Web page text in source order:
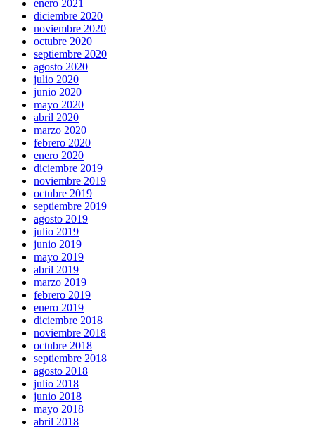
enero 2021
diciembre 2020
noviembre 2020
octubre 2020
septiembre 2020
agosto 2020
julio 2020
junio 2020
mayo 2020
abril 2020
marzo 2020
febrero 2020
enero 2020
diciembre 2019
noviembre 2019
octubre 2019
septiembre 2019
agosto 2019
julio 2019
junio 2019
mayo 2019
abril 2019
marzo 2019
febrero 2019
enero 2019
diciembre 2018
noviembre 2018
octubre 2018
septiembre 2018
agosto 2018
julio 2018
junio 2018
mayo 2018
abril 2018